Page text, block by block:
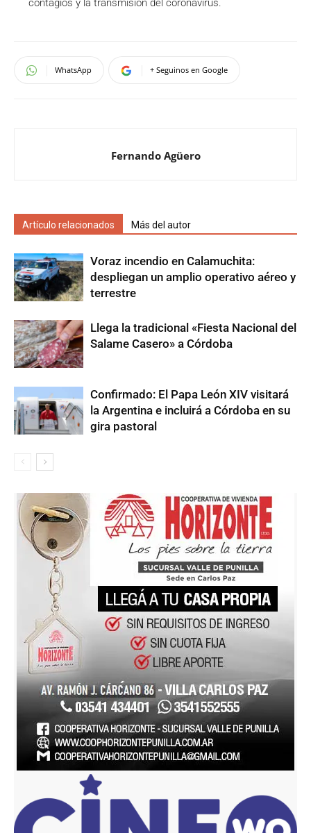
contagios y la transmisión del coronavirus.
WhatsApp + Seguinos en Google
Fernando Agüero
Artículo relacionados Más del autor
Voraz incendio en Calamuchita:
despliegan un amplio operativo aéreo y
terrestre
Llega la tradicional «Fiesta Nacional del
Salame Casero» a Córdoba
Confirmado: El Papa León XIV visitará
la Argentina e incluirá a Córdoba en su
gira pastoral